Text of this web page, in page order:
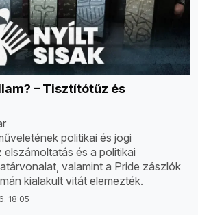
– Tisztítótűz és
politikai és jogi
és a politikai
valamint a Pride zászlók
kialakult vitát elemezték.
18:05